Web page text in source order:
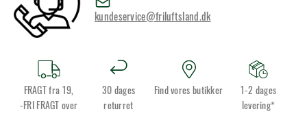
kundeservice@friluftsland.dk
FRAGT fra 19,
-FRI FRAGT over
30 dages
returret
Find vores butikker
1-2 dages
levering*